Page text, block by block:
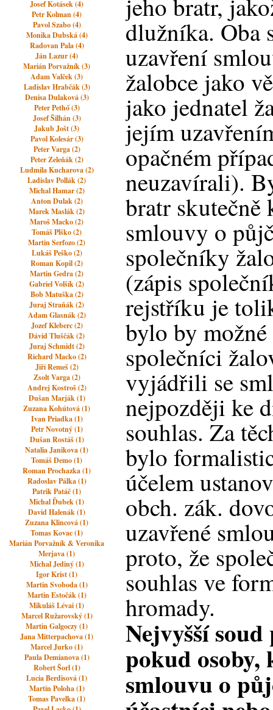
Josef Kotásek (4)
Petr Kolman (4)
Pavol Szabo (4)
Monika Dubská (4)
Radovan Pala (4)
Ján Lazur (4)
Marián Porvažník (3)
Adam Valček (3)
Ladislav Hrabčák (3)
Denisa Dulaková (3)
Peter Pethő (3)
Josef Šilhán (3)
Jakub Jošt (3)
Pavol Kolesár (3)
Peter Varga (2)
Peter Zeleňák (2)
Ludmila Kucharova (2)
Ladislav Pollák (2)
Michal Hamar (2)
Anton Dulak (2)
Marek Maslák (2)
Maroš Macko (2)
Tomáš Plško (2)
Martin Serfozo (2)
Lukáš Peško (2)
Roman Kopil (2)
Martin Gedra (2)
Gabriel Volšík (2)
Bob Matuška (2)
Juraj Straňák (2)
Adam Glasnák (2)
Jozef Kleberc (2)
Dávid Tluščák (2)
Juraj Schmidt (2)
Richard Macko (2)
Jiří Remeš (2)
Zsolt Varga (2)
Andrej Kostroš (2)
Dušan Marják (1)
Zuzana Kohútová (1)
Ivan Priadka (1)
Petr Novotný (1)
Dušan Rostáš (1)
Natalia Janikova (1)
Tomáš Demo (1)
Roman Prochazka (1)
Radoslav Pálka (1)
Patrik Patáč (1)
Michal Ďubek (1)
David Halenák (1)
Zuzana Klincová (1)
Tomas Kovac (1)
Marián Porvažník & Veronika
Merjava (1)
Michal Jediný (1)
Igor Krist (1)
Martin Svoboda (1)
Martin Estočák (1)
Mikuláš Lévai (1)
Marcel Ružarovský (1)
Martin Galgoczy (1)
Jana Mitterpachova (1)
Marcel Jurko (1)
Paula Demianova (1)
Robert Šorl (1)
Lucia Berdisová (1)
Martin Poloha (1)
Tomas Pavelka (1)
jeho bratr,
dlužníka. Oba
uzavření
žalobce jako
jako jednatel
jejím
opačném
neuzavírali).
bratr skutečně
smlouvy o
společníky
(zápis
rejstříku je
bylo by
společníci
vyjádřili se
nejpozději ke
souhlas. Za
bylo
účelem
obch. zák.
uzavřené
proto, že
souhlas ve
hromady.
Nejvyšší
pokud osoby,
smlouvu o